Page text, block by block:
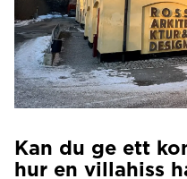
Kan du ge ett
hur en villahiss